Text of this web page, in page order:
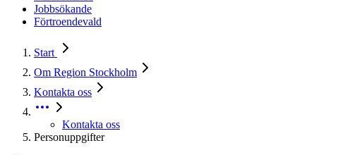
Jobbsökande
Förtroendevald
Start
Om Region Stockholm
Kontakta oss
Kontakta oss
Personuppgifter